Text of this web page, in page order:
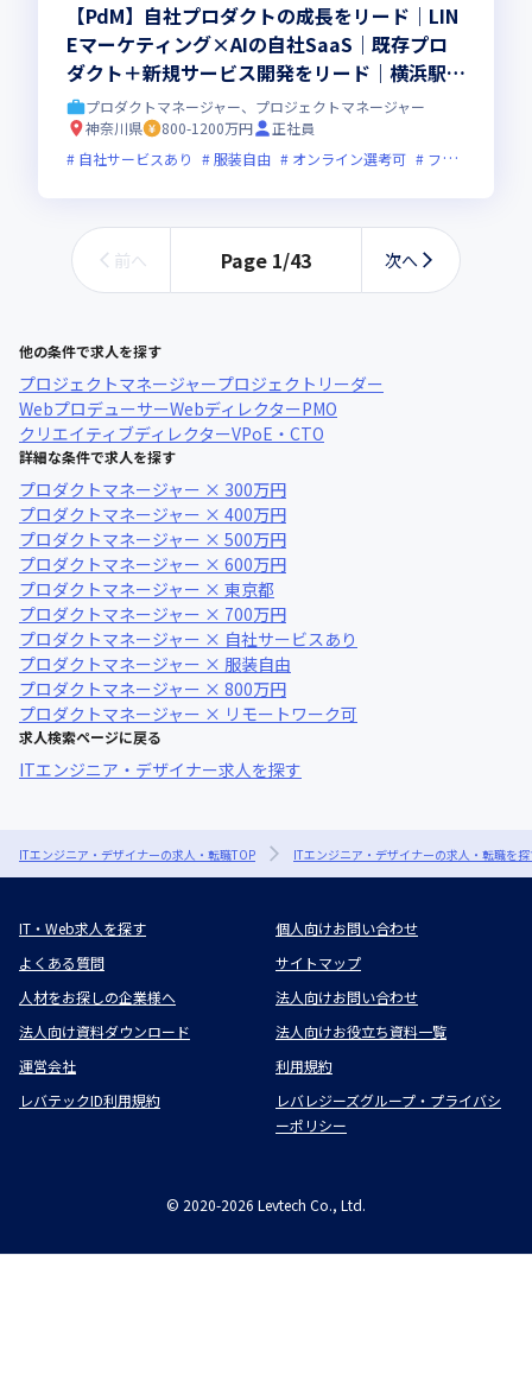
【PdM】自社プロダクトの成長をリード｜LIN
Eマーケティング×AIの自社SaaS｜既存プロ
ダクト＋新規サービス開発をリード｜横浜駅徒
歩5分
プロダクトマネージャー、プロジェクトマネージャー
神奈川県
800-1200万円
正社員
自社サービスあり
服装自由 オンライン選考可 フレックス制度あり
前へ Page 1/43 次へ
他の条件で求人を探す
プロジェクトマネージャープロジェクトリーダー
WebプロデューサーWebディレクターPMO
クリエイティブディレクターVPoE・CTO
詳細な条件で求人を探す
プロダクトマネージャー × 300万円
プロダクトマネージャー × 400万円
プロダクトマネージャー × 500万円
プロダクトマネージャー × 600万円
プロダクトマネージャー × 東京都
プロダクトマネージャー × 700万円
プロダクトマネージャー × 自社サービスあり
プロダクトマネージャー × 服装自由
プロダクトマネージャー × 800万円
プロダクトマネージャー × リモートワーク可
求人検索ページに戻る
ITエンジニア・デザイナー求人を探す
ITエンジニア・デザイナーの求人・転職TOP ITエンジニア・デザイナーの求人・転職を
IT・Web求人を探す
個人向けお問い合わせ
よくある質問
サイトマップ
人材をお探しの企業様へ
法人向けお問い合わせ
法人向け資料ダウンロード
法人向けお役立ち資料一覧
運営会社
利用規約
レバテックID利用規約
レバレジーズグループ・プライバシ
ーポリシー
© 2020-2026 Levtech Co., Ltd.